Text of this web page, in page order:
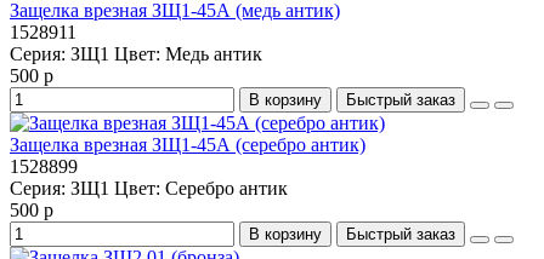
Защелка врезная ЗЩ1-45А (медь антик)
1528911
Серия: ЗЩ1 Цвет: Медь антик
500 р
В корзину Быстрый заказ
Защелка врезная ЗЩ1-45А (серебро антик)
1528899
Серия: ЗЩ1 Цвет: Серебро антик
500 р
В корзину Быстрый заказ